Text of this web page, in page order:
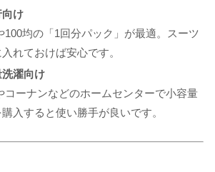
向け
均の「1回分パック」が最適。スーツ
れておけば安心です。
濯向け
ーナンなどのホームセンターで小容量
入すると使い勝手が良いです。